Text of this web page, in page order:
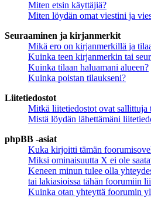
Miten etsin käyttäjiä?
Miten löydän omat viestini ja
Seuraaminen ja kirjanmerkit
Mikä ero on kirjanmerkillä ja
Kuinka teen kirjanmerkin tai
Kuinka tilaan haluamani alueen?
Kuinka poistan tilaukseni?
Liitetiedostot
Mitkä liitetiedostot ovat sallittuja
Mistä löydän lähettämäni
phpBB -asiat
Kuka kirjoitti tämän
Miksi ominaisuutta X ei ole
Keneen minun tulee olla
tai lakiasioissa tähän foorumiin
Kuinka otan yhteyttä foorumin